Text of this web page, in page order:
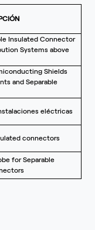
Insulated Connector
Systems above
Shields
and Separable
eléctricas
connectors
for Separable